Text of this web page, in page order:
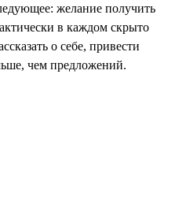
желание получить
в каждом скрыто
о себе, привести
чем предложений.